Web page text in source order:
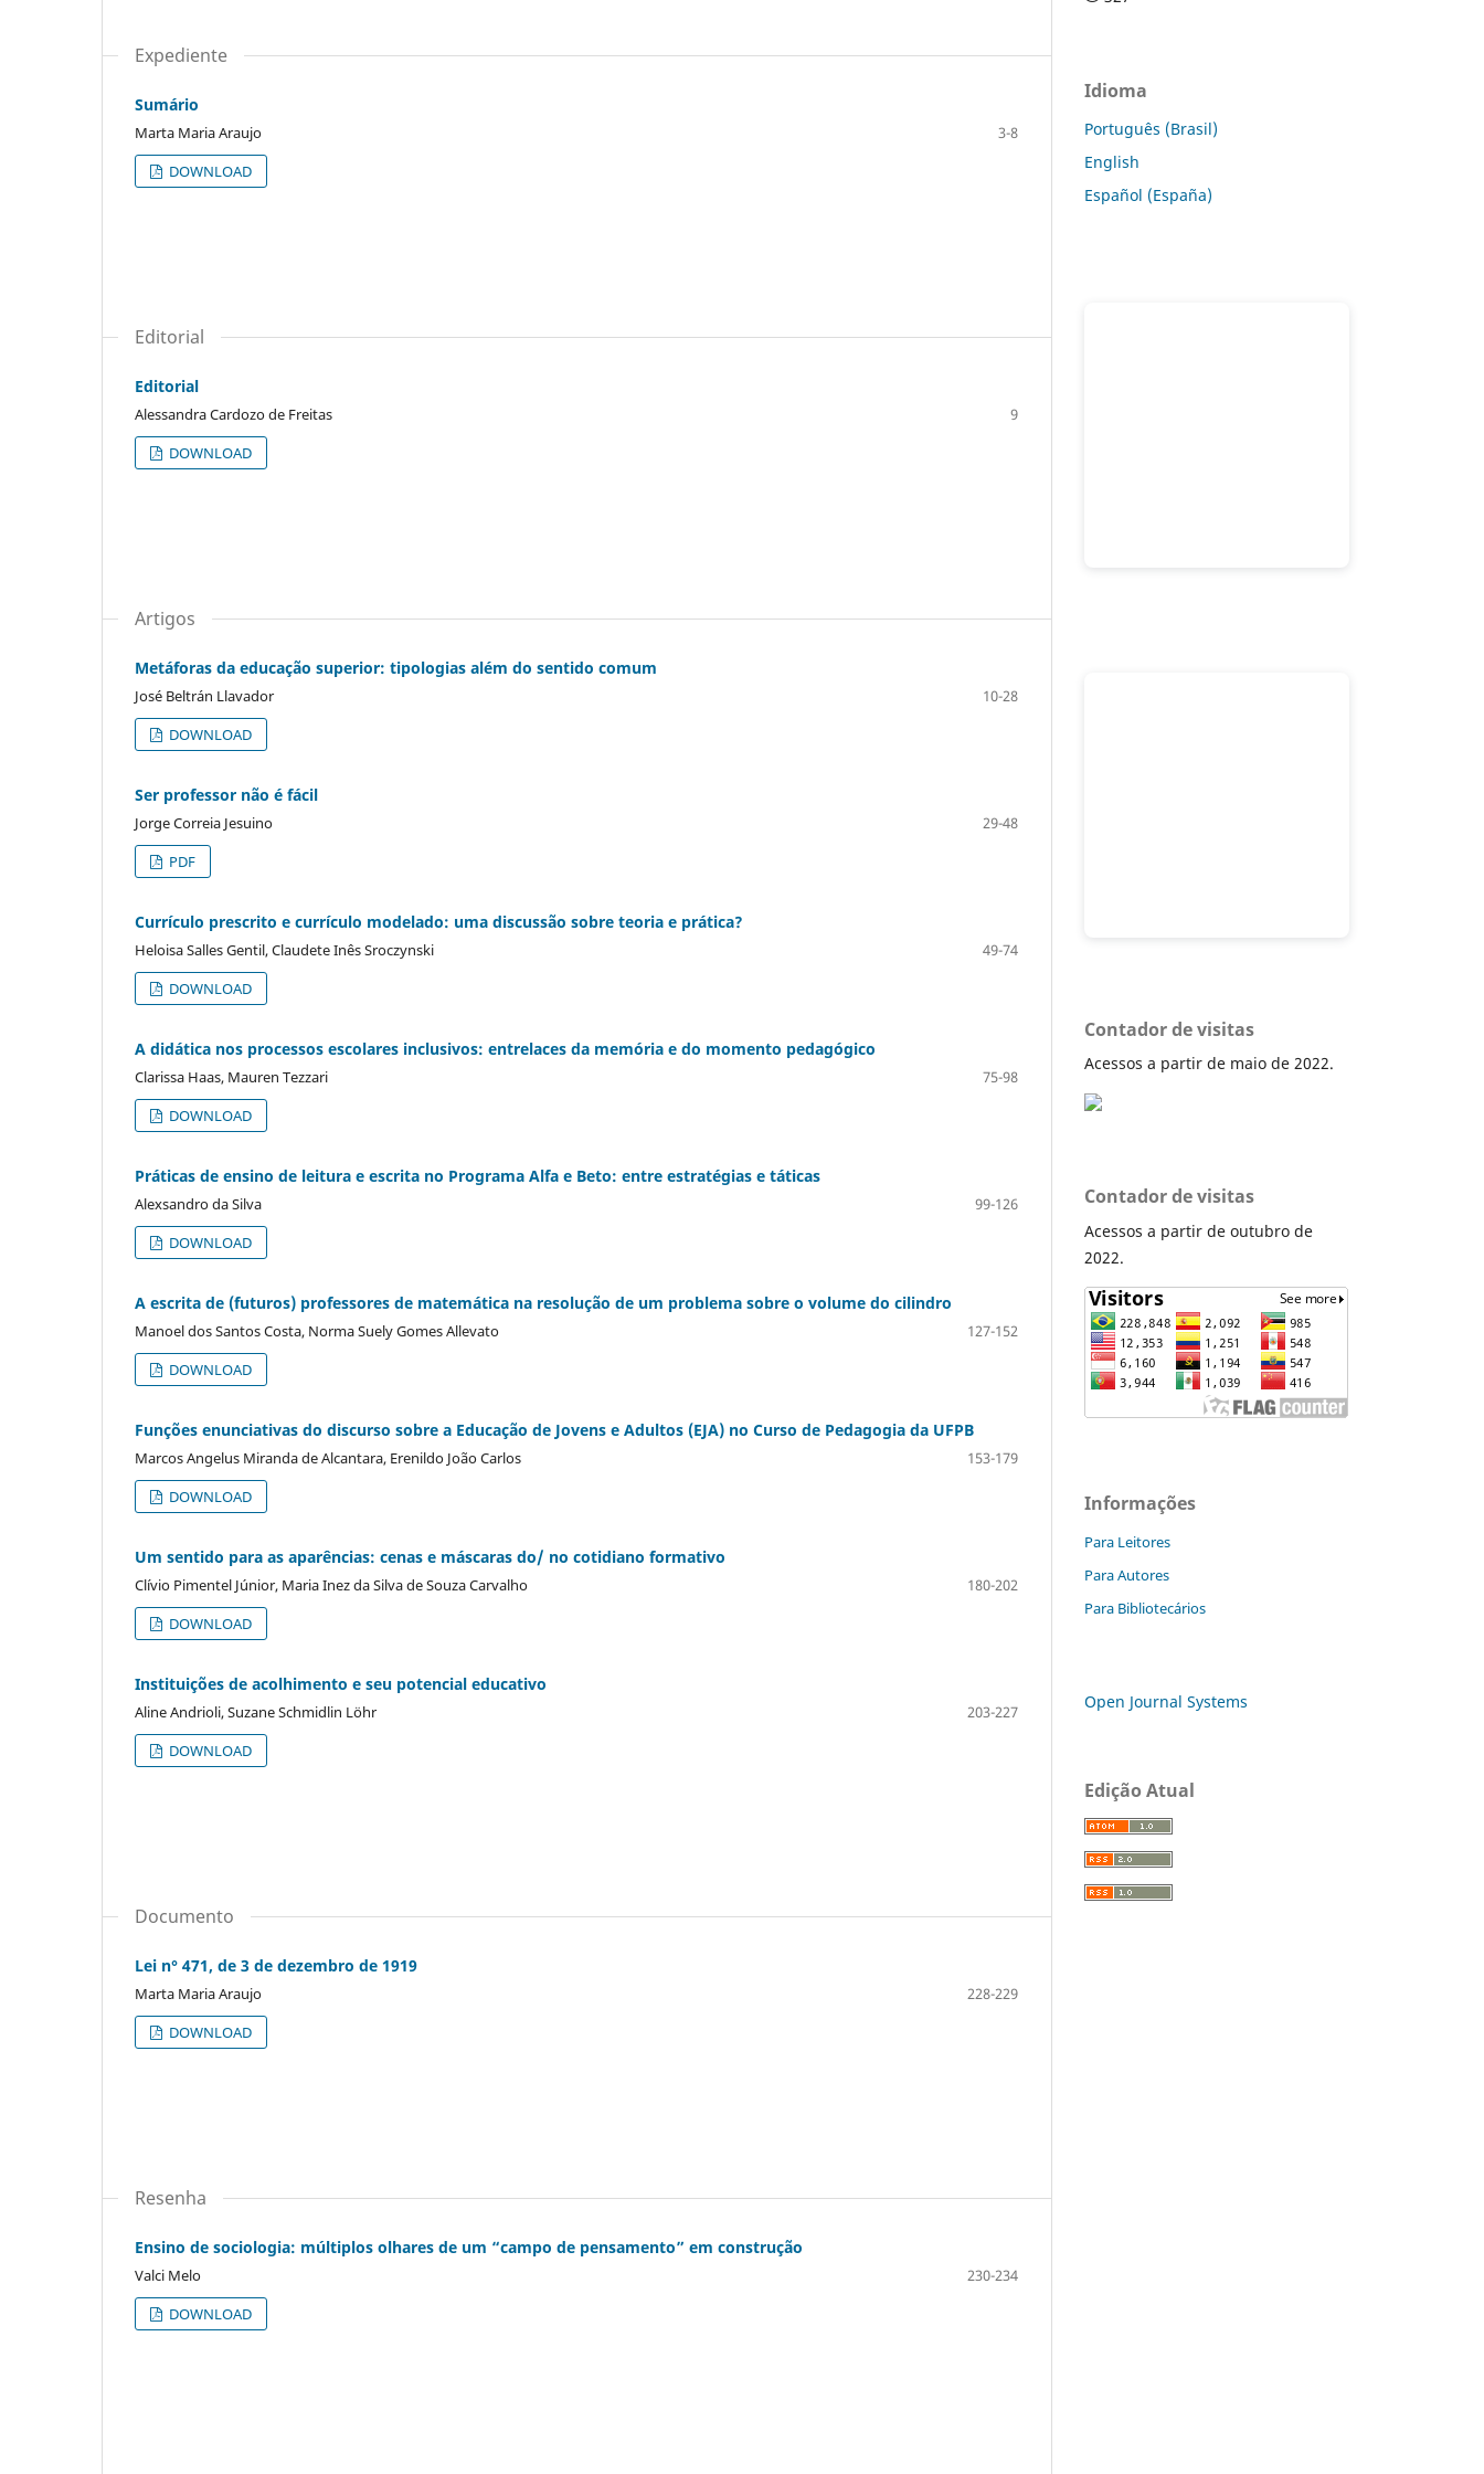
Expediente
Sumário
Marta Maria Araujo
3-8
DOWNLOAD
Editorial
Editorial
Alessandra Cardozo de Freitas
9
DOWNLOAD
Artigos
Metáforas da educação superior: tipologias além do sentido comum
José Beltrán Llavador
10-28
DOWNLOAD
Ser professor não é fácil
Jorge Correia Jesuino
29-48
PDF
Currículo prescrito e currículo modelado: uma discussão sobre teoria e prática?
Heloisa Salles Gentil, Claudete Inês Sroczynski
49-74
DOWNLOAD
A didática nos processos escolares inclusivos: entrelaces da memória e do momento pedagógico
Clarissa Haas, Mauren Tezzari
75-98
DOWNLOAD
Práticas de ensino de leitura e escrita no Programa Alfa e Beto: entre estratégias e táticas
Alexsandro da Silva
99-126
DOWNLOAD
A escrita de (futuros) professores de matemática na resolução de um problema sobre o volume do cilindro
Manoel dos Santos Costa, Norma Suely Gomes Allevato
127-152
DOWNLOAD
Funções enunciativas do discurso sobre a Educação de Jovens e Adultos (EJA) no Curso de Pedagogia da UFPB
Marcos Angelus Miranda de Alcantara, Erenildo João Carlos
153-179
DOWNLOAD
Um sentido para as aparências: cenas e máscaras do/ no cotidiano formativo
Clívio Pimentel Júnior, Maria Inez da Silva de Souza Carvalho
180-202
DOWNLOAD
Instituições de acolhimento e seu potencial educativo
Aline Andrioli, Suzane Schmidlin Löhr
203-227
DOWNLOAD
Documento
Lei n° 471, de 3 de dezembro de 1919
Marta Maria Araujo
228-229
DOWNLOAD
Resenha
Ensino de sociologia: múltiplos olhares de um “campo de pensamento” em construção
Valci Melo
230-234
DOWNLOAD
Idioma
Português (Brasil)
English
Español (España)
Contador de visitas
Acessos a partir de maio de 2022.
Contador de visitas
Acessos a partir de outubro de
2022.
Informações
Para Leitores
Para Autores
Para Bibliotecários
Open Journal Systems
Edição Atual